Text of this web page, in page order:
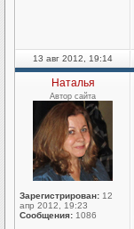
13 авг 2012, 19:14
Наталья
Автор сайта
Зарегистрирован: 12
апр 2012, 19:23
Сообщения: 1086